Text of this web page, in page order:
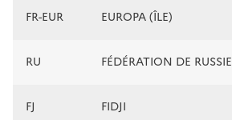
FR-EUR EUROPA (ÎLE)
RU FÉDÉRATION DE RUSSIE
FJ FIDJI